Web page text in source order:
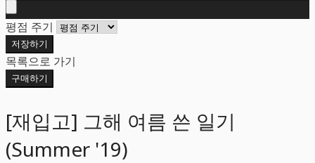
평점 주기
저장하기
목록으로 가기
구매하기
[재입고] 그해 여름 쓴 일기
(Summer '19)